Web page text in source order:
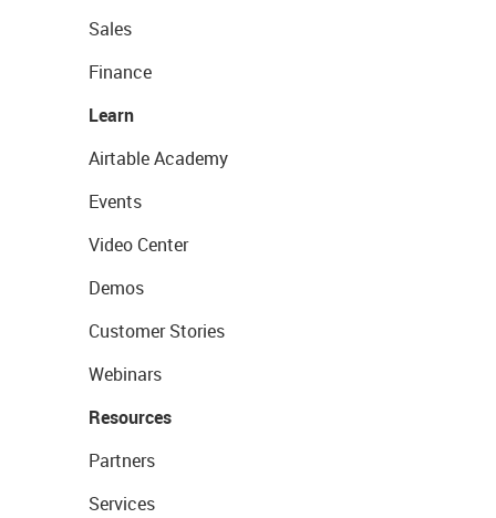
Sales
Finance
Learn
Airtable Academy
Events
Video Center
Demos
Customer Stories
Webinars
Resources
Partners
Services